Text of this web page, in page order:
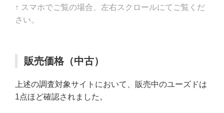
↑ スマホでご覧の場合、左右スクロールにてご覧くだ
さい。
販売価格（中古）
上述の調査対象サイトにおいて、販売中のユーズドは
1点ほど確認されました。